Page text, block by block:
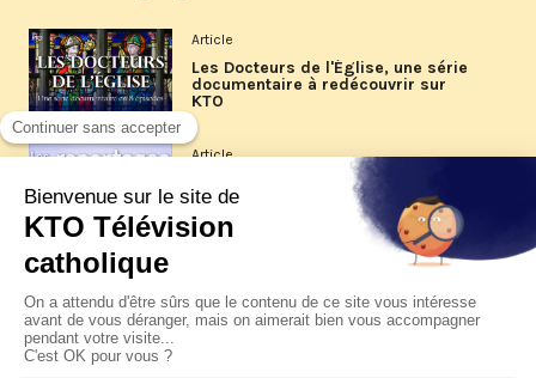
Article
Les Docteurs de l'Église, une série
documentaire à redécouvrir sur
KTO
Article
Les reportages d'été 2026 de KTO
La visite pastorale du pape Léon
XIV à Assise à suivre sur KTO le
jeudi 6 août